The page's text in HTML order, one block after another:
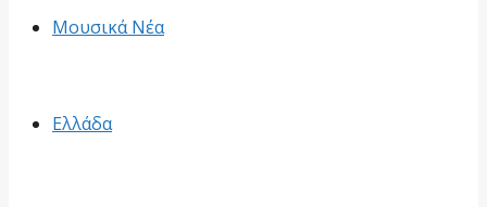
Μουσικά Νέα
Ελλάδα